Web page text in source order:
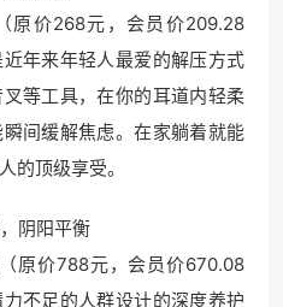
原价268元，会员价209.28
年来年轻人最爱的解压方式
等工具，在你的耳道内轻柔
间缓解焦虑。在家躺着就能
的顶级享受。
阴阳平衡
原价788元，会员价670.08
不足的人群设计的深度养护